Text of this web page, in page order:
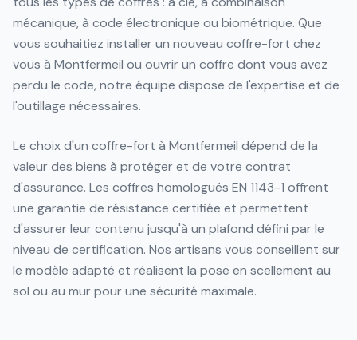
mécanique, à code électronique ou biométrique. Que
vous souhaitiez installer un nouveau coffre-fort chez
vous à Montfermeil ou ouvrir un coffre dont vous avez
perdu le code, notre équipe dispose de l'expertise et de
l'outillage nécessaires.
Le choix d'un coffre-fort à Montfermeil dépend de la
valeur des biens à protéger et de votre contrat
d'assurance. Les coffres homologués EN 1143-1 offrent
une garantie de résistance certifiée et permettent
d'assurer leur contenu jusqu'à un plafond défini par le
niveau de certification. Nos artisans vous conseillent sur
le modèle adapté et réalisent la pose en scellement au
sol ou au mur pour une sécurité maximale.